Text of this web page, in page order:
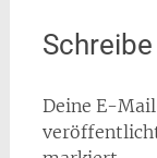
Deine E-